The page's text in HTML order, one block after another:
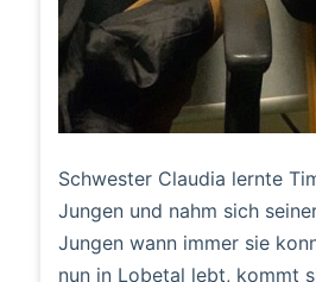
Schwester Claudia lernte
Jungen und nahm sich
Jungen wann immer sie
nun in Lobetal lebt, kommt